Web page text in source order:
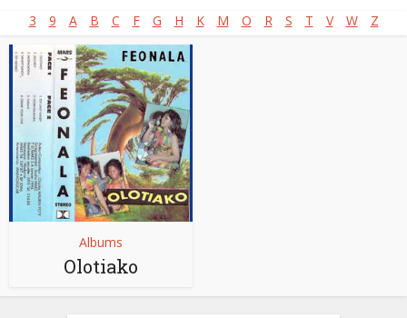
3 9 A B C F G H K M O R S T V W Z
Albums
Olotiako